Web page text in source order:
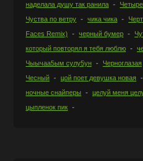
наделала душу так ранила
Чуства по ветру
чика чика
Faces Remix)
черный бумер
который повторял я тебя люблю
Чыычаа5ым сулу5ун
Черноглазая
Чесный
цой поет девушка новая
ночные снайперы
целуй меня
цыпленок пик